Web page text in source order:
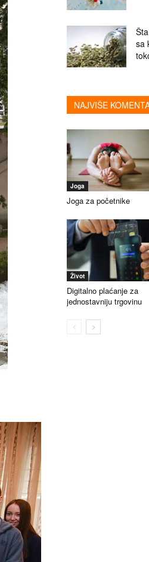
sa
NAJVIŠE
Joga
Joga za početnike
Život
Digitalno plaćanje za
jednostavniju trgovinu